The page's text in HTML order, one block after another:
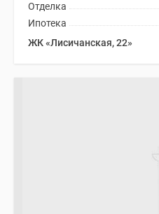
Отделка
Ипотека
ЖК «Лисичанская, 22»